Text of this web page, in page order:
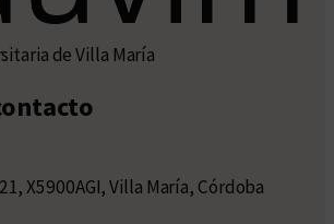
de Villa María
X5900AGI, Villa María, Córdoba